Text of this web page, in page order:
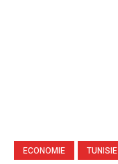
ECONOMIE TUNISIE